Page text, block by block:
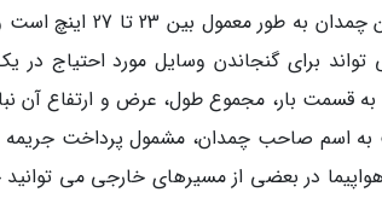
برای گنجاندن وسایل مورد احتیاج
اسم صاحب چمدان، مشمول پرداخت جریمه
در بعضی از مسیرهای خارجی می